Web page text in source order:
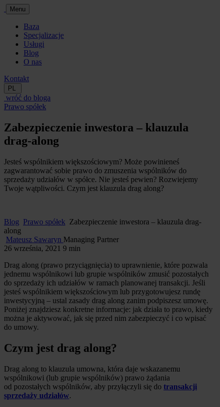
Menu
Baza
Specjalizacje
Usługi
Blog
O nas
Kontakt
PL
wróć do bloga
Prawo spółek
Zabezpieczenie inwestora – klauzula
drag-along
Jesteś wspólnikiem większościowym? Może powinieneś
zagwarantować sobie prawo do zmuszenia wspólników do
sprzedaży udziałów w spółce. Nie jesteś pewien? Rozwiejemy
Twoje wątpliwości. Czym jest klauzula drag along?
Blog Prawo spółek Zabezpieczenie inwestora – klauzula drag-
along
Mateusz Sawaryn Managing Partner
26 września, 2021 9 min
Drag along (prawo przyciągnięcia) to uprawnienie, które pozwala
jednemu wspólnikowi lub grupie wspólników zmusić pozostałych
do sprzedaży ich udziałów w ramach planowanej transakcji. Jeśli
jesteś wspólnikiem większościowym lub przygotowujesz rundę
inwestycyjną – ustal zasady drag along zanim podpiszesz umowę.
Poniżej znajdziesz konkretne informacje: jak działa to prawo, kiedy
można je aktywować, jak się przed nim zabezpieczyć i co wpisać
do umowy.
Czym jest drag along?
Drag along to klauzula umowna, która daje wskazanemu
wspólnikowi (lub grupie wspólników) prawo żądania
od pozostałych wspólników, aby przyłączyli się do transakcji
sprzedaży udziałów.